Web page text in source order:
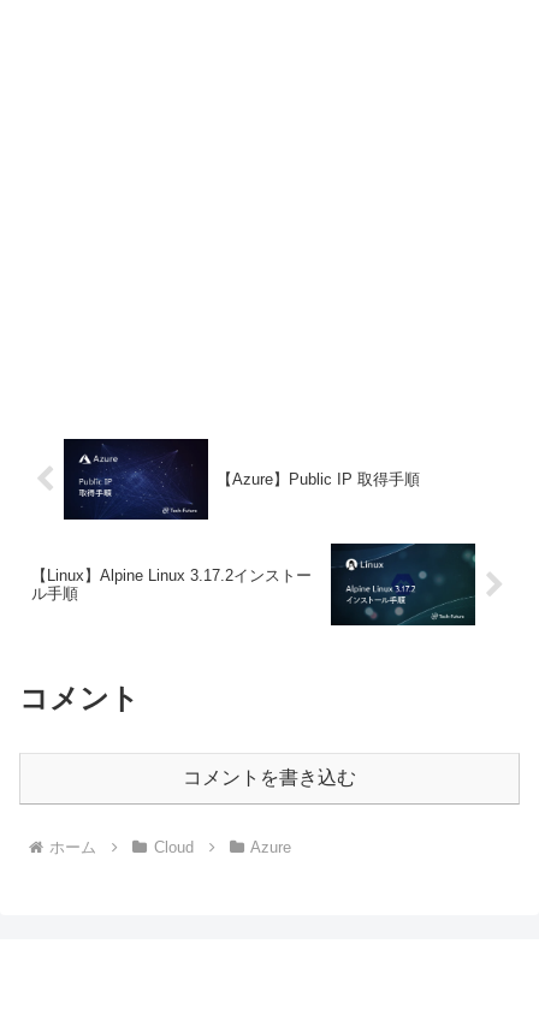
【Azure】Public IP 取得手順
【Linux】Alpine Linux 3.17.2インストー
ル手順
コメント
コメントを書き込む
ホーム Cloud Azure